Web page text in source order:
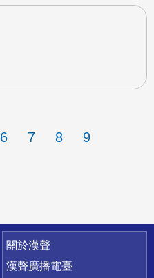
6 7 8 9
關於漢聲
漢聲廣播電臺